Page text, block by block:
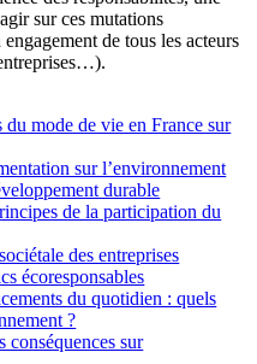
sur ces mutations
de tous les acteurs
du mode de vie en France sur
sur l’environnement
durable
de la participation du
des entreprises
écoresponsables
du quotidien : quels
?
conséquences sur